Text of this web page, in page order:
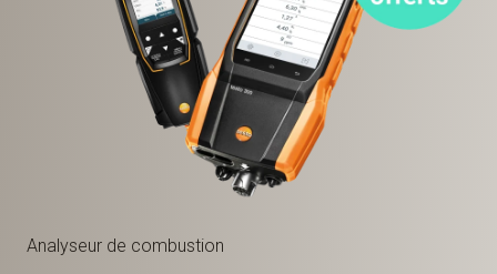
Analyseur de combustion